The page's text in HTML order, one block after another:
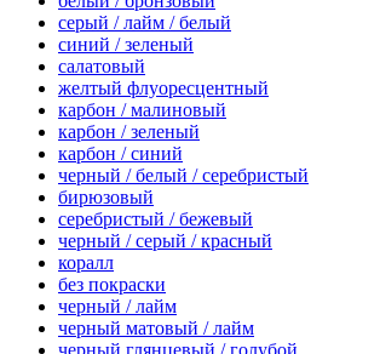
серый / лайм / белый
синий / зеленый
салатовый
желтый флуоресцентный
карбон / малиновый
карбон / зеленый
карбон / синий
черный / белый / серебристый
бирюзовый
серебристый / бежевый
черный / серый / красный
коралл
без покраски
черный / лайм
черный матовый / лайм
черный глянцевый / голубой